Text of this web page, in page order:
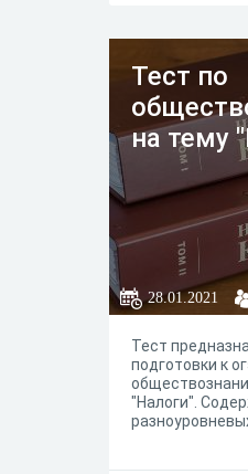
Тест по
на тему
28.01.2021
Тест
подготовки к
"Налоги".